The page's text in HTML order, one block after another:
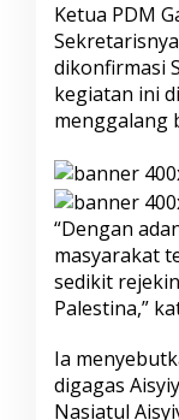
Ketua PDM
dikonfirmasi
kegiatan ini
menggalang
“Dengan
masyarakat
sedikit
Palestina,”
Ia
digagas
Nasiatul